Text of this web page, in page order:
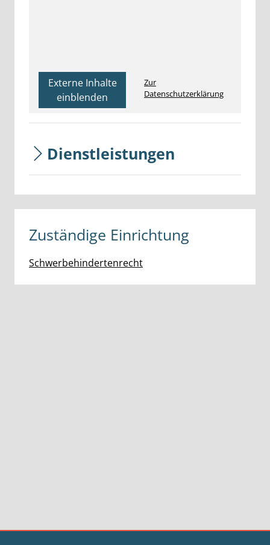
Externe Inhalte
einblenden
Zur
Datenschutzerklärung
Dienstleistungen
Zuständige Einrichtung
Schwerbehindertenrecht